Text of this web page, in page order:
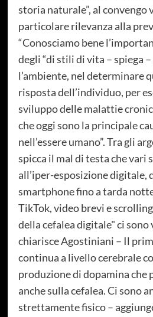
storia naturale”, al convengo
particolare rilevanza alla
“Conosciamo bene
degli “di stili di vita – spiega
l’ambiente, nel determinare
risposta dell’individuo, per
sviluppo delle malattie
che oggi sono la principale
nell’essere umano”. Tra gli
spicca il mal di testa che vari
all’iper-esposizione digitale,
smartphone fino a tarda
TikTok, video brevi e
della cefalea digitale" ci
chiarisce Agostiniani – Il
continua a livello cerebrale
produzione di dopamina che
anche sulla cefalea. Ci sono
strettamente fisico –